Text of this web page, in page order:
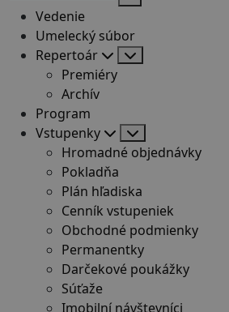
Vedenie
Umelecký súbor
Repertoár
Premiéry
Archív
Program
Vstupenky
Hromadné objednávky
Pokladňa
Plán hľadiska
Cenník vstupeniek
Obchodné podmienky
Permanentky
Darčekové poukážky
Súťaže
Imobilní návštevníci